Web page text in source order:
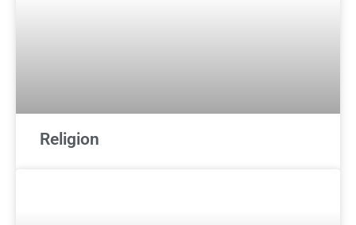
Religion